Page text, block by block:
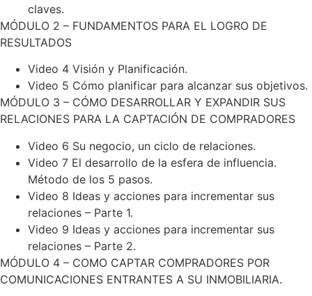
claves.
MÓDULO 2 – FUNDAMENTOS PARA EL LOGRO DE
RESULTADOS
Video 4 Visión y Planificación.
Video 5 Cómo planificar para alcanzar sus objetivos.
MÓDULO 3 – CÓMO DESARROLLAR Y EXPANDIR SUS
RELACIONES PARA LA CAPTACIÓN DE COMPRADORES
Video 6 Su negocio, un ciclo de relaciones.
Video 7 El desarrollo de la esfera de influencia.
Método de los 5 pasos.
Video 8 Ideas y acciones para incrementar sus
relaciones – Parte 1.
Video 9 Ideas y acciones para incrementar sus
relaciones – Parte 2.
MÓDULO 4 – COMO CAPTAR COMPRADORES POR
COMUNICACIONES ENTRANTES A SU INMOBILIARIA.